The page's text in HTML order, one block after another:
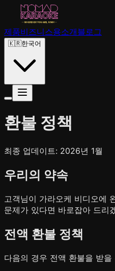
제품비즈니스용소개블로그
🇰🇷한국어
환불 정책
최종 업데이트: 2026년 1월
우리의 약속
고객님이 가라오케 비디오에
문제가 있다면 바로잡아 드리
전액 환불 정책
다음의 경우 전액 환불을 받을